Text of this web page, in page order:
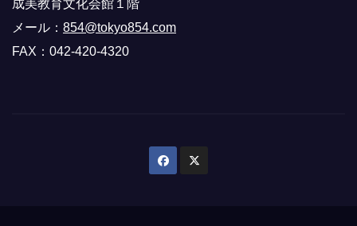
成美教育文化会館１階
メール： 854@tokyo854.com
FAX：042-420-4320